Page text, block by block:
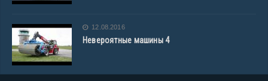
12.08.2016
Невероятные машины 4